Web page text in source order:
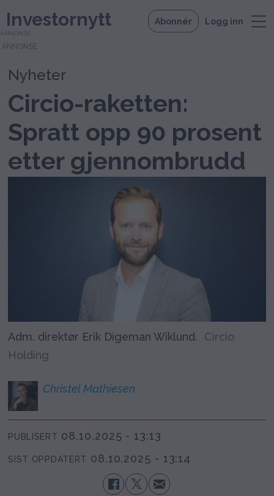
Investornytt Abonnér Logg inn
ANNONSE
Nyheter
Circio-raketten:
Spratt opp 90 prosent
etter gjennombrudd
Adm. direktør Erik Digeman Wiklund.
Circio
Holding
Christel Mathiesen
PUBLISERT 08.10.2025 - 13:13
SIST OPPDATERT 08.10.2025 - 13:14